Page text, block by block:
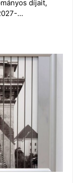
díjait,
…